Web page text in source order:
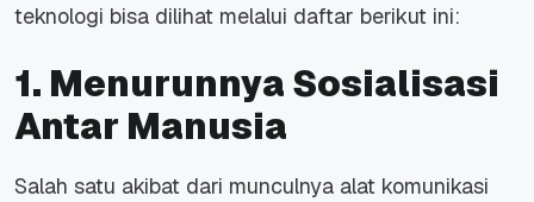
teknologi bisa dilihat melalui daftar berikut ini:
1. Menurunnya Sosialisasi
Antar Manusia
Salah satu akibat dari munculnya alat komunikasi